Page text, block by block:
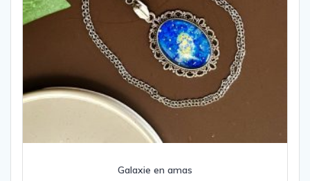
Galaxie en amas